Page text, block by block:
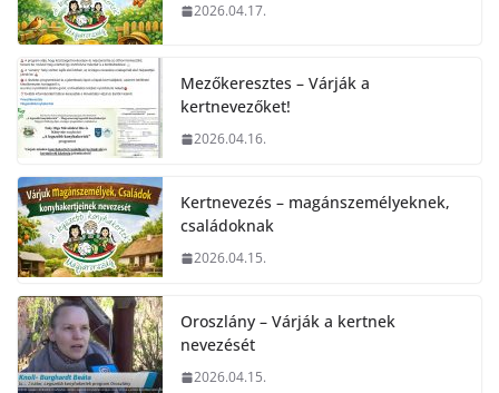
2026.04.17.
Mezőkeresztes – Várják a
kertnevezőket!
2026.04.16.
Kertnevezés – magánszemélyeknek,
családoknak
2026.04.15.
Oroszlány – Várják a kertnek
nevezését
2026.04.15.